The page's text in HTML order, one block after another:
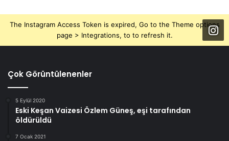
The Instagram Access Token is expired, Go to the Theme options
page > Integrations, to to refresh it.
Çok Görüntülenenler
5 Eylül 2020
Eski Keşan Vaizesi Özlem Güneş, eşi tarafından
öldürüldü
7 Ocak 2021